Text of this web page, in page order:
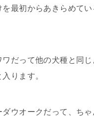
を最初からあきらめてい
ワだって他の犬種と同
ります。
ダウオークだって、ちゃ